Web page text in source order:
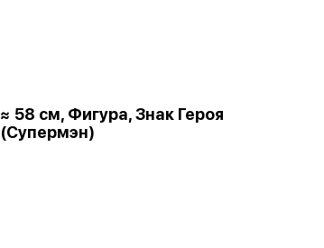
≈ 58 см, Фигура, Знак Героя
(Супермэн)